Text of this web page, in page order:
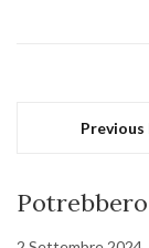
Previous